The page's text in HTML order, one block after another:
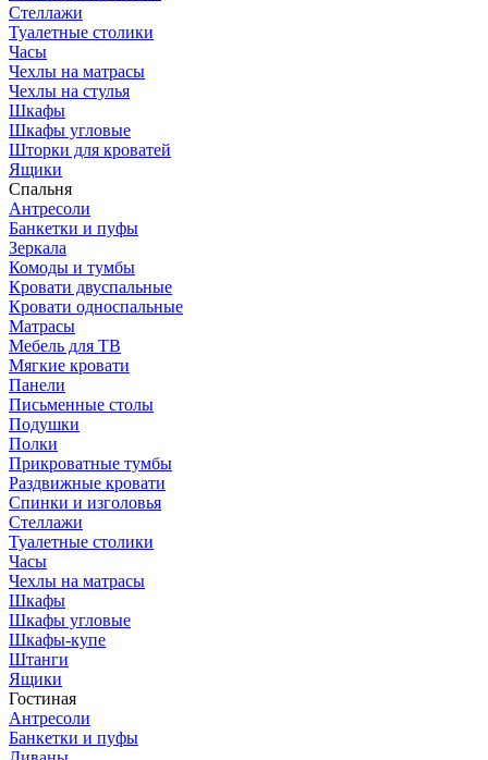
Стеллажи
Туалетные столики
Часы
Чехлы на матрасы
Чехлы на стулья
Шкафы
Шкафы угловые
Шторки для кроватей
Ящики
Спальня
Антресоли
Банкетки и пуфы
Зеркала
Комоды и тумбы
Кровати двуспальные
Кровати односпальные
Матрасы
Мебель для ТВ
Мягкие кровати
Панели
Письменные столы
Подушки
Полки
Прикроватные тумбы
Раздвижные кровати
Спинки и изголовья
Стеллажи
Туалетные столики
Часы
Чехлы на матрасы
Шкафы
Шкафы угловые
Шкафы-купе
Штанги
Ящики
Гостиная
Антресоли
Банкетки и пуфы